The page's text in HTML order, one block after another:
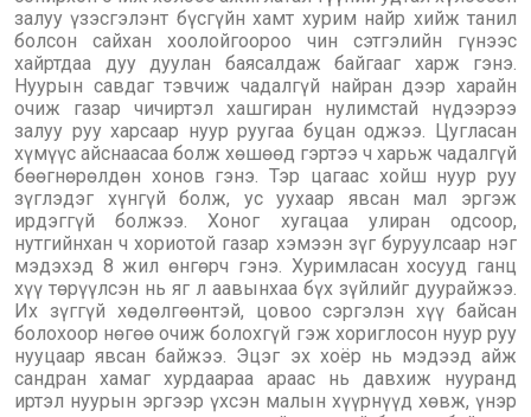
залуу үзэсгэлэнт бүсгүйн хамт хурим найр хийж танил
болсон сайхан хоолойгоороо чин сэтгэлийн гүнээс
хайртдаа дуу дуулан баясалдаж байгааг харж гэнэ.
Нуурын савдаг тэвчиж чадалгүй найран дээр харайн
очиж газар чичиртэл хашгиран нулимстай нүдээрээ
залуу руу харсаар нуур руугаа буцан оджээ. Цугласан
хүмүүс айснаасаа болж хөшөөд гэртээ ч харьж чадалгүй
бөөгнөрөлдөн хонов гэнэ. Тэр цагаас хойш нуур руу
зүглэдэг хүнгүй болж, ус уухаар явсан мал эргэж
ирдэггүй болжээ. Хоног хугацаа улиран одсоор,
нутгийнхан ч хориотой газар хэмээн зүг буруулсаар нэг
мэдэхэд 8 жил өнгөрч гэнэ. Хуримласан хосууд ганц
хүү төрүүлсэн нь яг л аавынхаа бүх зүйлийг дуурайжээ.
Их зүггүй хөдөлгөөнтэй, цовоо сэргэлэн хүү байсан
болохоор нөгөө очиж болохгүй гэж хориглосон нуур руу
нууцаар явсан байжээ. Эцэг эх хоёр нь мэдээд айж
сандран хамаг хурдаараа араас нь давхиж нууранд
иртэл нуурын эргээр үхсэн малын хүүрнүүд хөвж, үнэр